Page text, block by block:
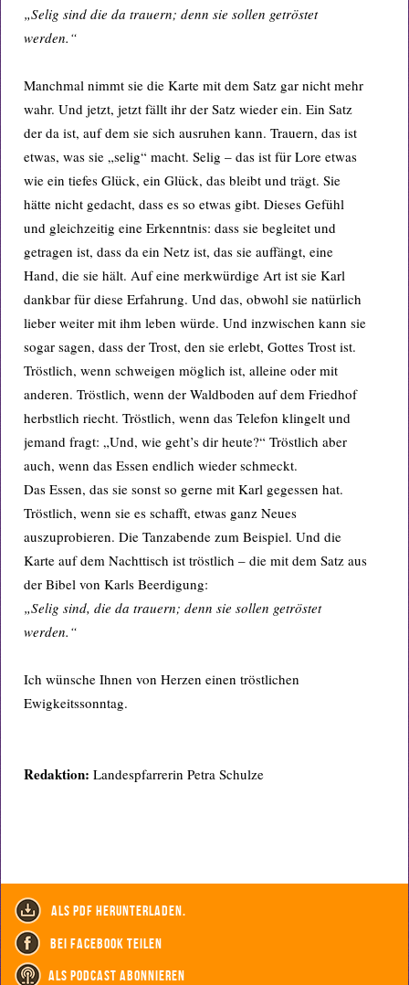
„Selig sind die da trauern; denn sie sollen getröstet
werden.“
Manchmal nimmt sie die Karte mit dem Satz gar nicht mehr
wahr. Und jetzt, jetzt fällt ihr der Satz wieder ein. Ein Satz
der da ist, auf dem sie sich ausruhen kann. Trauern, das ist
etwas, was sie „selig“ macht. Selig – das ist für Lore etwas
wie ein tiefes Glück, ein Glück, das bleibt und trägt. Sie
hätte nicht gedacht, dass es so etwas gibt. Dieses Gefühl
und gleichzeitig eine Erkenntnis: dass sie begleitet und
getragen ist, dass da ein Netz ist, das sie auffängt, eine
Hand, die sie hält. Auf eine merkwürdige Art ist sie Karl
dankbar für diese Erfahrung. Und das, obwohl sie natürlich
lieber weiter mit ihm leben würde. Und inzwischen kann sie
sogar sagen, dass der Trost, den sie erlebt, Gottes Trost ist.
Tröstlich, wenn schweigen möglich ist, alleine oder mit
anderen. Tröstlich, wenn der Waldboden auf dem Friedhof
herbstlich riecht. Tröstlich, wenn das Telefon klingelt und
jemand fragt: „Und, wie geht’s dir heute?“ Tröstlich aber
auch, wenn das Essen endlich wieder schmeckt.
Das Essen, das sie sonst so gerne mit Karl gegessen hat.
Tröstlich, wenn sie es schafft, etwas ganz Neues
auszuprobieren. Die Tanzabende zum Beispiel. Und die
Karte auf dem Nachttisch ist tröstlich – die mit dem Satz aus
der Bibel von Karls Beerdigung:
„Selig sind, die da trauern; denn sie sollen getröstet
werden.“
Ich wünsche Ihnen von Herzen einen tröstlichen
Ewigkeitssonntag.
Redaktion: Landespfarrerin Petra Schulze
als PDF herunterladen.
bei Facebook teilen
als Podcast abonnieren